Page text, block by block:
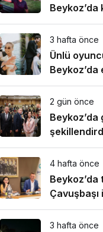
Beykoz’da
3 hafta önce
Ünlü
Beykoz’da
2 gün önce
4 hafta önce
3 hafta önce